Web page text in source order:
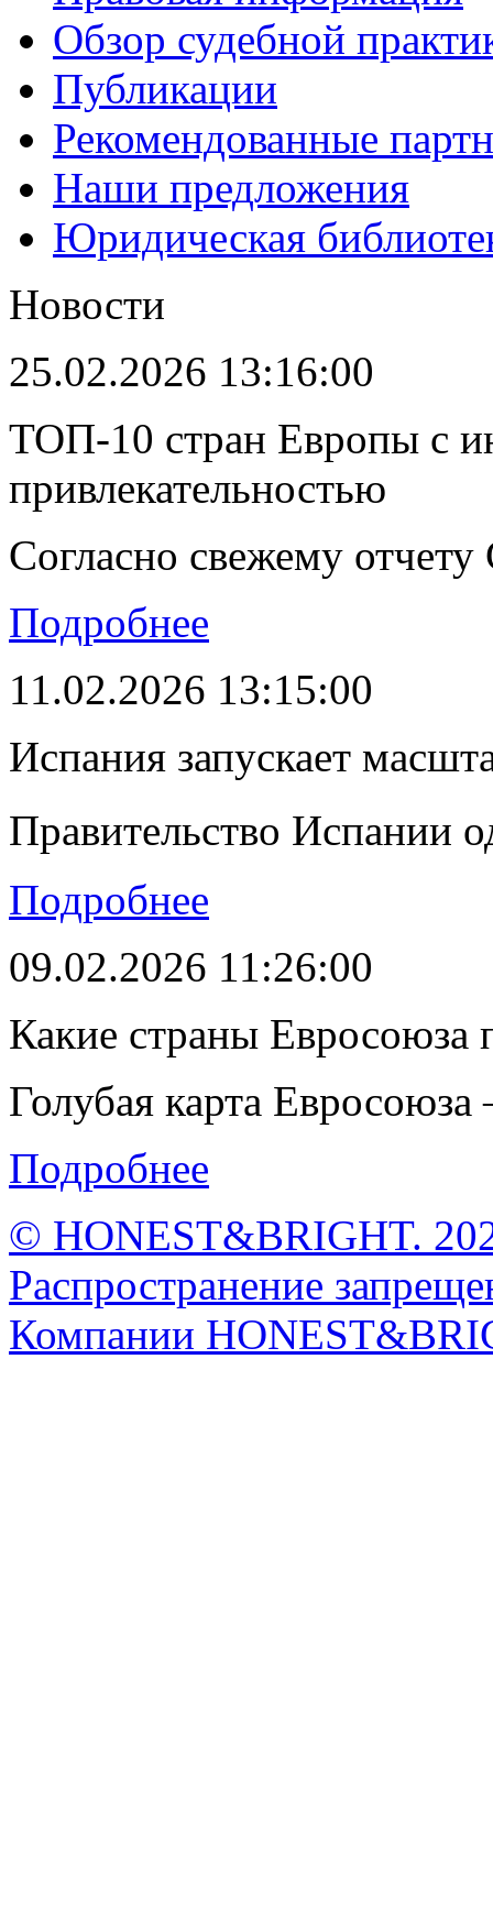
Обзор судебной
Публикации
Рекомендованные
Наши предложения
Юридическая
Новости
25.02.2026 13:16:00
ТОП-10 стран Европы с
привлекательностью
Согласно свежему
Подробнее
11.02.2026 13:15:00
Испания запускает
Правительство Испании
Подробнее
09.02.2026 11:26:00
Какие страны Евросоюза
Голубая карта Евросоюза
Подробнее
© HONEST&BRIGHT.
Распространение
Компании